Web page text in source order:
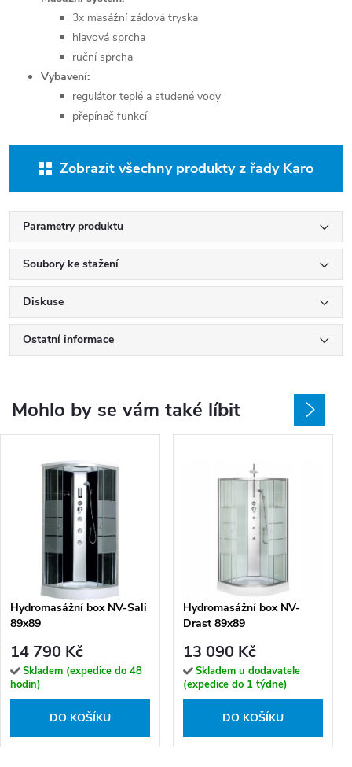
3x masážní zádová tryska
hlavová sprcha
ruční sprcha
Vybavení:
regulátor teplé a studené vody
přepínač funkcí
Zobrazit všechny produkty z řady Karo
Parametry produktu
Soubory ke stažení
Diskuse
Ostatní informace
Mohlo by se vám také líbit
Hydromasážní box NV-Sali
89x89
14 790 Kč
Skladem (expedice do 48
hodin)
DO KOŠÍKU
Hydromasážní box NV-
Drast 89x89
13 090 Kč
Skladem u dodavatele
(expedice do 1 týdne)
DO KOŠÍKU